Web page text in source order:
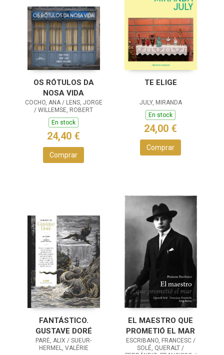
OS RÓTULOS DA
NOSA VIDA
COCHO, ANA / LENS, JORGE
/ WILLEMSE, ROBERT
En stock
24,40 €
Comprar
TE ELIGE
JULY, MIRANDA
En stock
24,00 €
Comprar
FANTÁSTICO.
GUSTAVE DORÉ
PARÉ, ALIX / SUEUR-
HERMEL, VALÉRIE
EL MAESTRO QUE
PROMETIÓ EL MAR
ESCRIBANO, FRANCESC /
SOLÉ, QUERALT /